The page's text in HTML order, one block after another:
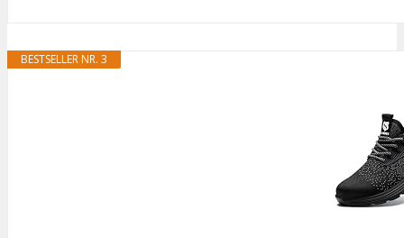
BESTSELLER NR. 3